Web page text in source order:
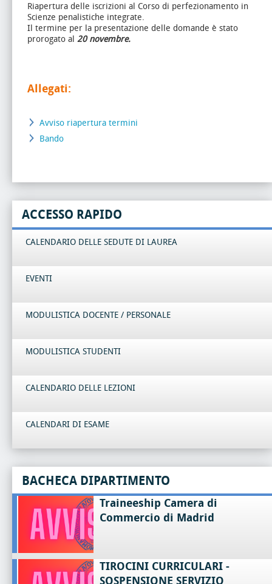
Riapertura delle iscrizioni al Corso di perfezionamento in
Scienze penalistiche integrate.
Il termine per la presentazione delle domande è stato
prorogato al 20 novembre.
Allegati:
Avviso riapertura termini
Bando
ACCESSO RAPIDO
CALENDARIO DELLE SEDUTE DI LAUREA
EVENTI
MODULISTICA DOCENTE / PERSONALE
MODULISTICA STUDENTI
CALENDARIO DELLE LEZIONI
CALENDARI DI ESAME
BACHECA DIPARTIMENTO
Traineeship Camera di
Commercio di Madrid
TIROCINI CURRICULARI -
SOSPENSIONE SERVIZIO